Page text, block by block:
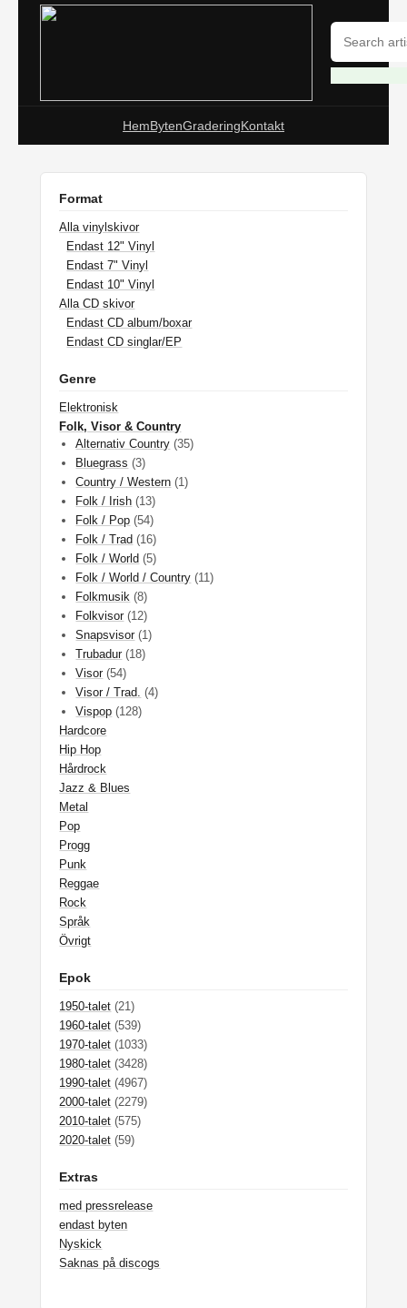
HemBytenGraderingKontakt
Format
Alla vinylskivor
Endast 12" Vinyl
Endast 7" Vinyl
Endast 10" Vinyl
Alla CD skivor
Endast CD album/boxar
Endast CD singlar/EP
Genre
Elektronisk
Folk, Visor & Country
Alternativ Country (35)
Bluegrass (3)
Country / Western (1)
Folk / Irish (13)
Folk / Pop (54)
Folk / Trad (16)
Folk / World (5)
Folk / World / Country (11)
Folkmusik (8)
Folkvisor(12)
Snapsvisor(1)
Trubadur(18)
Visor(54)
Visor / Trad. (4)
Vispop (128)
Hardcore
Hip Hop
Hårdrock
Jazz & Blues
Metal
Pop
Progg
Punk
Reggae
Rock
Språk
Övrigt
Epok
1950-talet (21)
1960-talet (539)
1970-talet (1033)
1980-talet (3428)
1990-talet (4967)
2000-talet (2279)
2010-talet (575)
2020-talet (59)
Extras
med pressrelease
endast byten
Nyskick
Saknas på discogs